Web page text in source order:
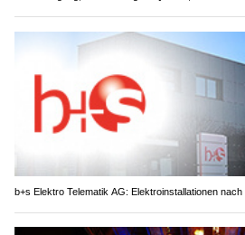
b+s Elektro Telematik AG: Elektroinstallationen